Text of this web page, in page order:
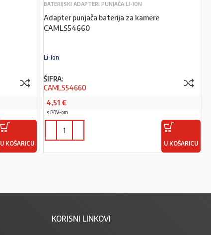
U KOŠARICU
BATERIJSKI ADAPTERI PUNJAČA LI-ION
Adapter punjača baterija za kamere
CAMLS54660
Li-Ion
ŠIFRA:
CAMLS54660
4,51 €
s PDV-om
U KOŠARICU
KORISNI LINKOVI